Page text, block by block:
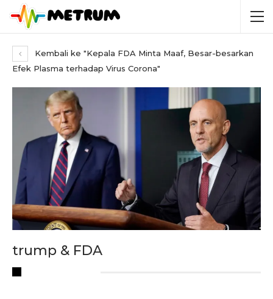
Kembali ke "Kepala FDA Minta Maaf, Besar-besarkan
Efek Plasma terhadap Virus Corona"
trump & FDA